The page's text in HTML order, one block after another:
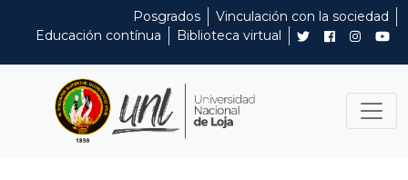
Posgrados
Vinculación con la sociedad
Educación contínua
Biblioteca virtual